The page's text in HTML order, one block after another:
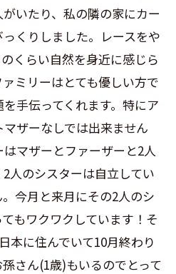
いたり、私の隣の家にカー
くりしました。レースをや
くらい自然を身近に感じら
ミリーはとても優しい方で
手伝ってくれます。特にア
ザーなしでは出来ません
はマザーとファーザーと2人
人のシスターは自立してい
今月と来月にその2人のシ
もワクワクしています！そ
本に住んでいて10月終わり
さん(1歳)もいるのでとって